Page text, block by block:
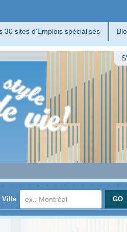
30 sites d'Emplois spécialisés
Ville